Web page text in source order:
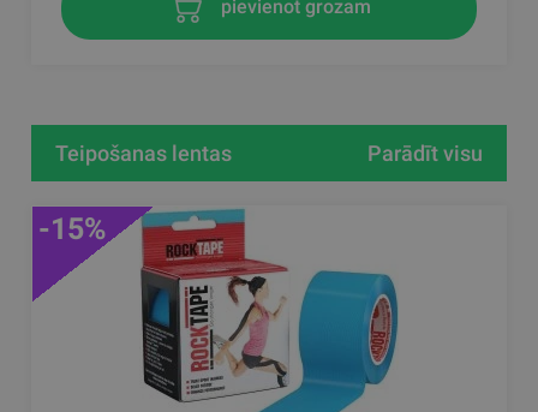
pievienot grozam
Teipošanas lentas Parādīt visu
-15%